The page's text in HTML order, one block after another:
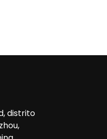
distrito